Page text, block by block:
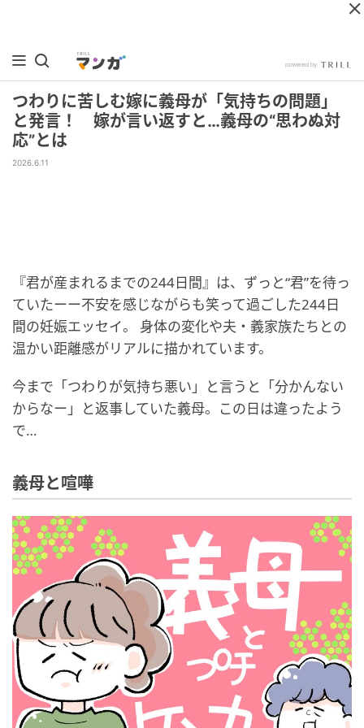
つわりに苦しむ嫁に義母が「気持ちの問題」
と発言！ 嫁が言い返すと…義母の“思わぬ対
応”とは
2026.6.11
『君が産まれるまでの244日間』は、ずっと“君”を待っ
ていたーー不安を感じながらも笑って過ごした244日
間の妊娠エッセイ。 身体の変化や夫・義家族たちとの
温かい距離感がリアルに描かれています。
今まで「つわりが気持ち悪い」と言うと「分かんない
からなー」と返事していた義母。この日は違ったよう
で…
義母と喧嘩